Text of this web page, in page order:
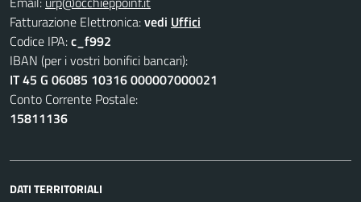
Fatturazione Elettronica:vedi Uffici
Codice IPA:c_f992
IBAN (per i vostri bonifici bancari):
IT 45 G 06085 10316 000007000021
Conto Corrente Postale:
15811136
DATI TERRITORIALI